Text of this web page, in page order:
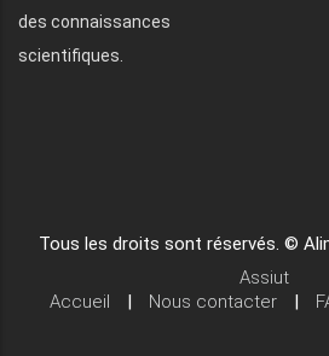
des connaissances
scientifiques.
Tous les droits sont réservés. ©
Assiut
Accueil
| Nous contacter |